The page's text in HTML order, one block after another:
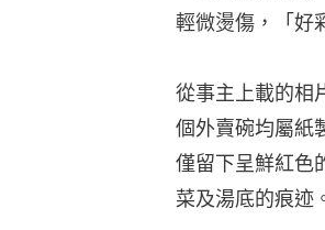
輕微燙傷，「好
從事主上載的相
個外賣碗均屬紙
僅留下呈鮮紅色
菜及湯底的痕迹